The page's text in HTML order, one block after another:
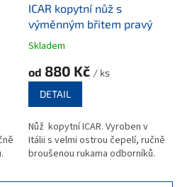
ICAR kopytní nůž s
výměnným břitem pravý
Skladem
od 880 Kč / ks
DETAIL
Nůž kopytní ICAR. Vyroben v
Itálii s velmi ostrou čepelí, ručně
broušenou rukama odborníků.